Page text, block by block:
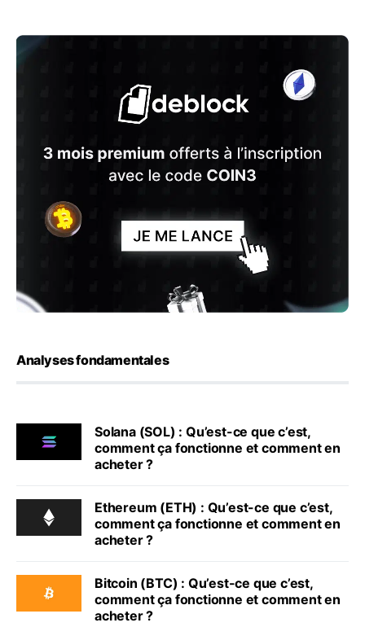
Analyses fondamentales
Solana (SOL) : Qu’est-ce que c’est,
comment ça fonctionne et comment en
acheter ?
Ethereum (ETH) : Qu’est-ce que c’est,
comment ça fonctionne et comment en
acheter ?
Bitcoin (BTC) : Qu’est-ce que c’est,
comment ça fonctionne et comment en
acheter ?